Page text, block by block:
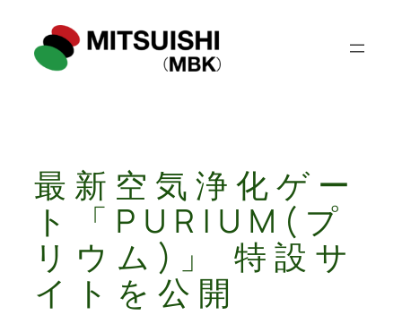
最新空気浄化ゲー
ト「PURIUM(プ
リウム)」 特設サ
イトを公開